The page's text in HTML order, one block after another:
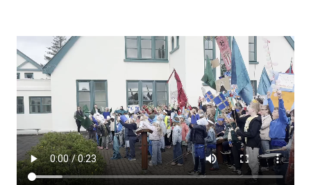
Stundaskrár
Valgreinar
Umsókn um val utanskóla
Foreldrafélag